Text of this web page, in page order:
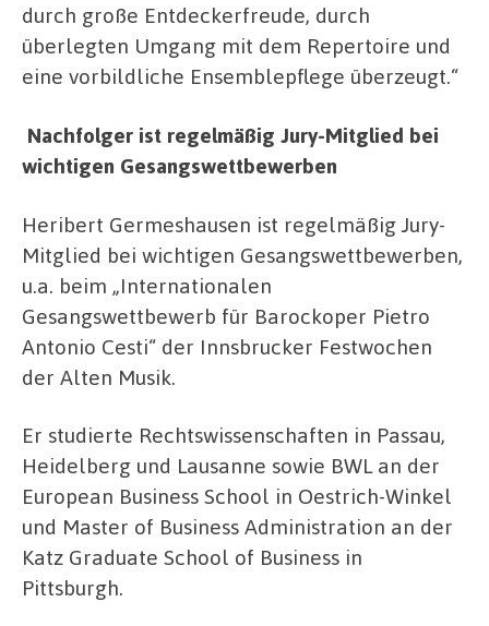
durch große Entdeckerfreude, durch
überlegten Umgang mit dem Repertoire und
eine vorbildliche Ensemblepflege überzeugt.“
Nachfolger ist regelmäßig Jury-Mitglied bei
wichtigen Gesangswettbewerben
Heribert Germeshausen ist regelmäßig Jury-
Mitglied bei wichtigen Gesangswettbewerben,
u.a. beim „Internationalen
Gesangswettbewerb für Barockoper Pietro
Antonio Cesti“ der Innsbrucker Festwochen
der Alten Musik.
Er studierte Rechtswissenschaften in Passau,
Heidelberg und Lausanne sowie BWL an der
European Business School in Oestrich-Winkel
und Master of Business Administration an der
Katz Graduate School of Business in
Pittsburgh.